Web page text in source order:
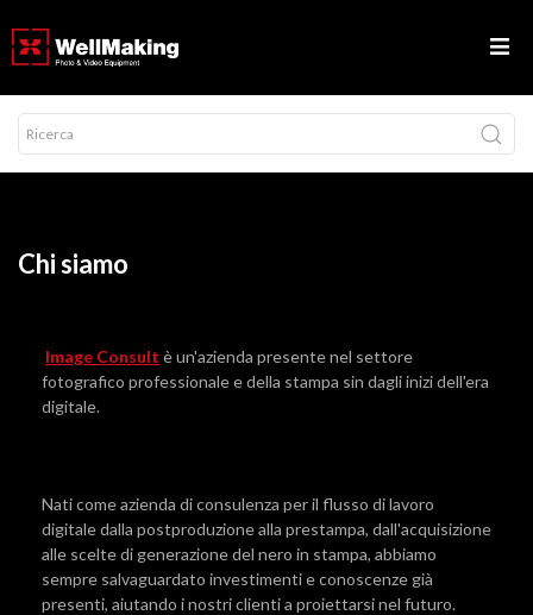
Chi siamo
Image Consult è un'azienda presente nel settore
fotografico professionale e della stampa sin dagli inizi dell'era
digitale.
Nati come azienda di consulenza per il flusso di lavoro
digitale dalla postproduzione alla prestampa, dall'acquisizione
alle scelte di generazione del nero in stampa, abbiamo
sempre salvaguardato investimenti e conoscenze già
presenti, aiutando i nostri clienti a proiettarsi nel futuro.